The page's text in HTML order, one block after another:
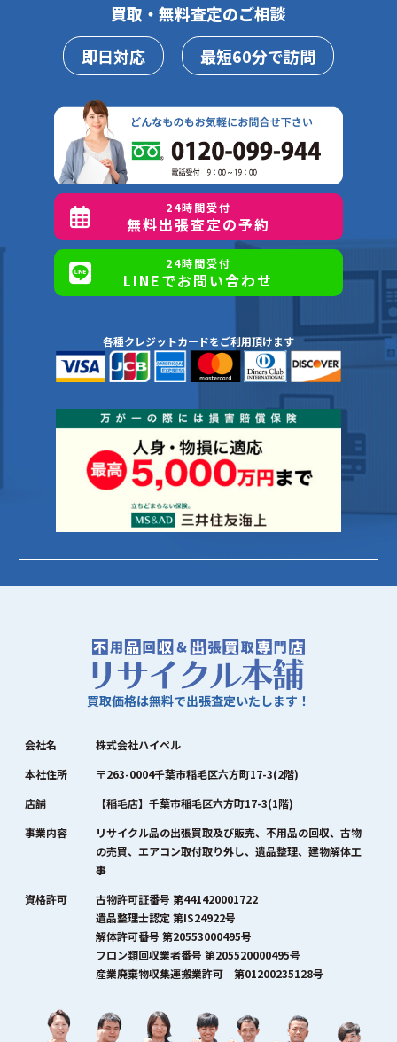
買取・無料査定のご相談
即日対応
最短60分で訪問
24時間受付
無料出張査定の予約
24時間受付
LINEでお問い合わせ
各種クレジットカードをご利用頂けます
買取価格は無料で出張査定いたします！
会社名
株式会社ハイペル
本社住所
〒263-0004千葉市稲毛区六方町17-3(2階)
店舗
【稲毛店】千葉市稲毛区六方町17-3(1階)
事業内容
リサイクル品の出張買取及び販売、不用品の回収、古物
の売買、エアコン取付取り外し、遺品整理、建物解体工
事
資格許可
古物許可証番号 第441420001722
遺品整理士認定 第IS24922号
解体許可番号 第20553000495号
フロン類回収業者番号 第205520000495号
産業廃棄物収集運搬業許可 第01200235128号